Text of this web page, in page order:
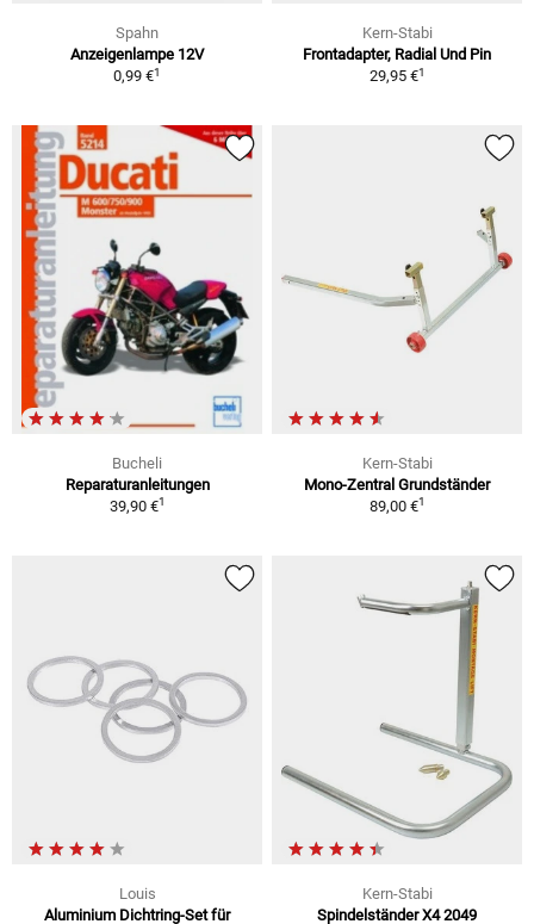
Spahn
Anzeigenlampe 12V
0,99 €1
Kern-Stabi
Frontadapter, Radial Und Pin
29,95 €1
Bucheli
Reparaturanleitungen
39,90 €1
Kern-Stabi
Mono-Zentral Grundständer
89,00 €1
Louis
Aluminium Dichtring-Set für
Kern-Stabi
Spindelständer X4 2049